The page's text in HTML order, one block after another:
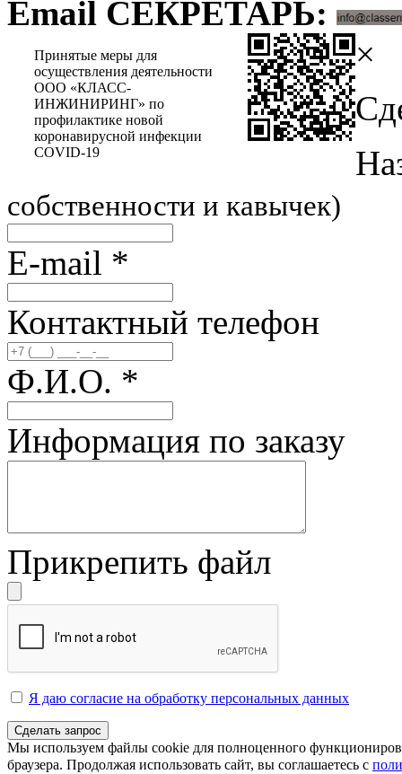
Email СЕКРЕТАРЬ:
Принятые меры для
осуществления деятельности
ООО «КЛАСС-
ИНЖИНИРИНГ» по
профилактике новой
коронавирусной инфекции
COVID-19
×
собственности и кавычек)
E-mail *
Контактный телефон
Ф.И.О. *
Информация по заказу
Прикрепить файл
Я даю согласие на обработку персональных данных
Сделать запрос
Мы используем файлы cookie для полноценного
браузера. Продолжая использовать сайт, вы соглашаетесь с